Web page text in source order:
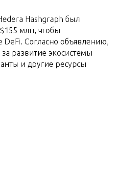
Hashgraph был
млн, чтобы
DeFi. Согласно объявлению,
развитие экосистемы
и другие ресурсы